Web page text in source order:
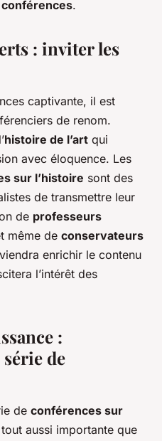
conférences.
: inviter les
captivante, il est
de renom.
histoire de l’art qui
avec éloquence. Les
sur l’histoire sont des
de transmettre leur
de professeurs
même de conservateurs
enrichir le contenu
l’intérêt des
:
de
de conférences sur
aussi importante que